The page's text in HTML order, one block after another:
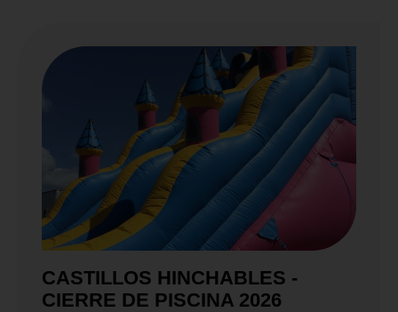
CASTILLOS HINCHABLES -
CIERRE DE PISCINA 2026